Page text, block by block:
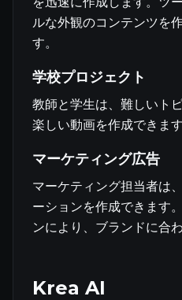
ルな外観のコンテンツを
す。
学校プロジェクト
教師と学生は、難しいト
楽しい動画を作成できます
マーケティング広告
マーケティング担当者は
ーションを作成できます
ンにより、ブランドに合
Krea AI